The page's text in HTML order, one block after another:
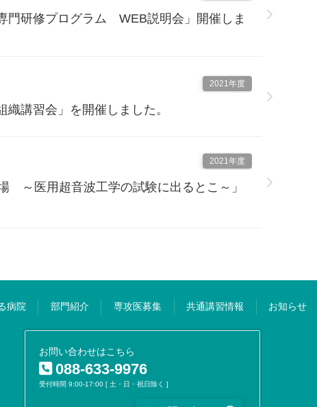
門研修プログラム WEB説明会」開催しま
2021年度
織講習会」を開催しました。
2021年度
～医用超音波工学の試験に出るとこ～」
病院 部門紹介 専攻医募集 共通講習情報 お知らせ
お問い合わせはこちら
088-633-9976
受付時間 9:00-17:00 [ 土・日・祝日除く ]